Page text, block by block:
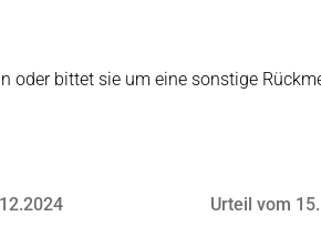
oder bittet sie um eine sonstige
Urteil vom